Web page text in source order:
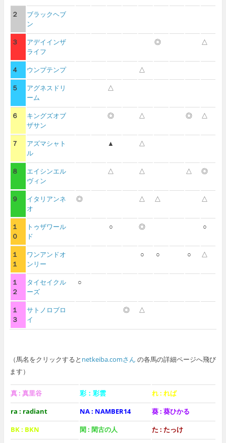
２
ブラックヘブ
ン
３
アデイインザ
ライフ
◎ △
４ ウンプテンプ
△
５
アグネスドリ
ーム
△
６
キングズオブ
ザサン
◎ △ ◎ △
７
アズマシャト
ル
▲ △
８
エイシンエル
ヴィン
△ △ △ ◎
９
イタリアンネ
オ
◎ △ △ △
１
０
トゥザワール
ド
○ ◎ ○
１
１
ワンアンドオ
ンリー
○ ○ ○ △
１
２
タイセイクル
ーズ
○
１
３
サトノロブロ
イ
◎ △
（馬名をクリックすると netkeiba.comさん の各馬の詳細ページへ飛び
ます）
真 : 真里谷 彩：彩雲
れ : れば
ra : radiant
NA : NAMBER14
葵 : 葵ひかる
BK : BKN
閑 : 閑古の人 た : たっけ